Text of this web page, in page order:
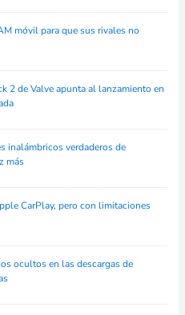
móvil para que sus rivales no
2 de Valve apunta al lanzamiento en
inalámbricos verdaderos de
más
CarPlay, pero con limitaciones
ocultos en las descargas de